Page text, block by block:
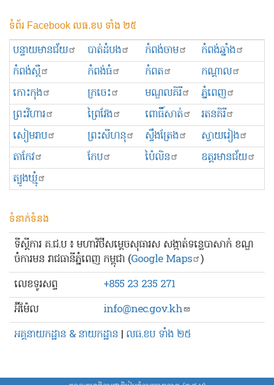
ទំព័រ Facebook លធ.ខប ទាំង ២៥
បន្ទាយមានជ័យ បាត់ដំបង កំពង់ចាម
កំពង់ឆ្នាំង
កំពង់ស្ពឺ
កំពង់ធំ កំពត
កណ្ដាល
កោះកុង
ក្រចេះ មណ្ឌលគិរី
ភ្នំពេញ
ព្រះ​វិហារ
ព្រៃវែង ពោធិ៍សាត់
រតនគិរី
សៀមរាប
ព្រះសីហនុ ស្ទឹងត្រែង
ស្វាយរៀង
តាកែវ
កែប ប៉ៃលិន
ឧត្ដរមានជ័យ
ត្បូងឃ្មុំ
ទំនាក់ទំនង
ទីស្ដីការ គ.ជ.ប ៖ មហាវិថីសម្ដេចសុធារស សង្កាត់ទន្លេបាសាក់ ខណ្ឌ
ចំការមន រាជធានីភ្នំពេញ កម្ពុជា (Google Maps )
លេខ​ទូរសព្ទ
+855 23 235 271
អ៊ីម៉ែល
info@nec.gov.kh
អគ្គនាយកដ្ឋាន & នាយកដ្ឋាន | លធ.ខប ទាំង ២៥